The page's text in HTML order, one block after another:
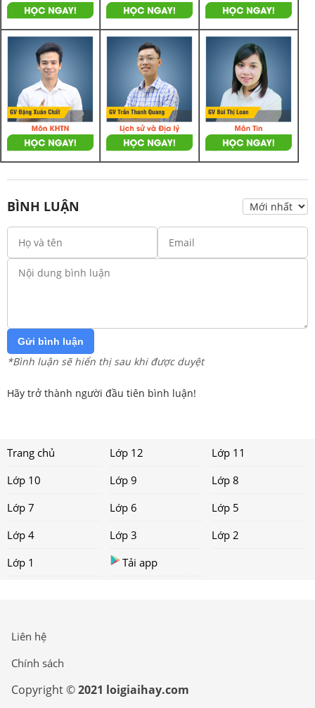
BÌNH LUẬN
Gửi bình luận
*Bình luận sẽ hiển thị sau khi được duyệt
Hãy trở thành người đầu tiên bình luận!
Trang chủ Lớp 12
Lớp 11
Lớp 10
Lớp 9
Lớp 8
Lớp 7
Lớp 6
Lớp 5
Lớp 4
Lớp 3
Lớp 2
Lớp 1
Tải app
Liên hệ
Chính sách
Copyright ©2021 loigiaihay.com